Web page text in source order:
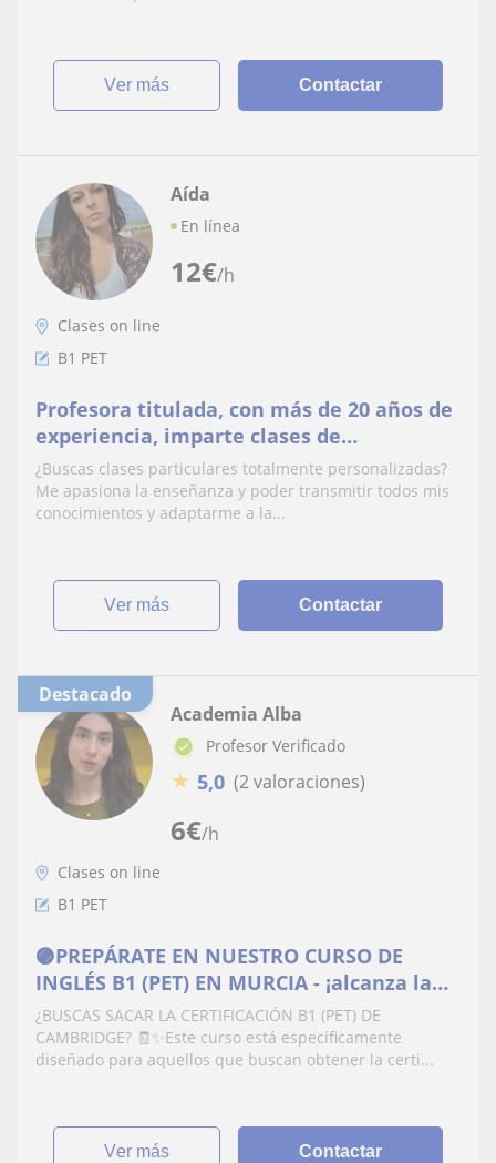
ver más Contactar
12€/h
Aída
En línea
Clases on line
B1 PET
Profesora titulada, con más de 20 años de
experiencia, imparte clases de
preparación para exámenes oficiales de
Cambridge
¿Buscas clases particulares totalmente personalizadas?
Me apasiona la enseñanza y poder transmitir todos mis
conocimientos y adaptarme a la...
ver más Contactar
Destacado
6€/h
Academia Alba
Profesor Verificado
★ 5,0 (2 valoraciones)
Clases on line
B1 PET
🟣PREPÁRATE EN NUESTRO CURSO DE
INGLÉS B1 (PET) EN MURCIA - ¡alcanza la
certificación B1 de Cambridge!
¿BUSCAS SACAR LA CERTIFICACIÓN B1 (PET) DE
CAMBRIDGE? 🧾✨Este curso está específicamente
diseñado para aquellos que buscan obtener la certi...
ver más Contactar